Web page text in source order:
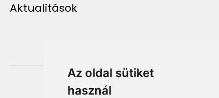
Az oldal sütiket
használ
Aktualitások